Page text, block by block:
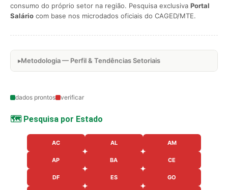
consumo do próprio setor na região. Pesquisa exclusiva Portal
Salário com base nos microdados oficiais do CAGED/MTE.
Metodologia — Perfil & Tendências Setoriais
dados prontos verificar
🗺️ Pesquisa por Estado
AC AL AM
AP BA CE
DF ES GO